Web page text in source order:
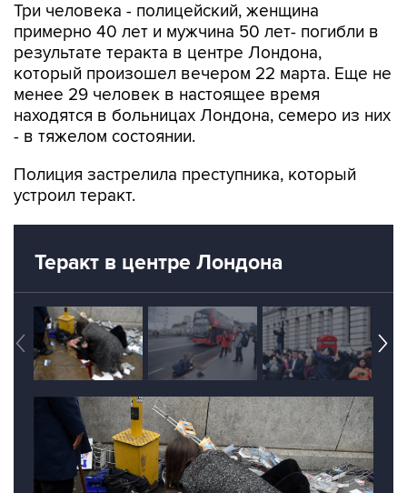
Три человека - полицейский, женщина
примерно 40 лет и мужчина 50 лет- погибли в
результате теракта в центре Лондона,
который произошел вечером 22 марта. Еще не
менее 29 человек в настоящее время
находятся в больницах Лондона, семеро из них
- в тяжелом состоянии.
Полиция застрелила преступника, который
устроил теракт.
Теракт в центре Лондона